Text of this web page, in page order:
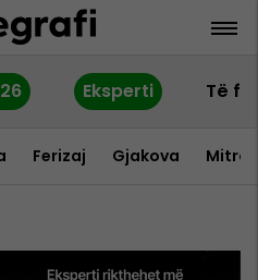
Eksperti Të
Ferizaj Gjakova